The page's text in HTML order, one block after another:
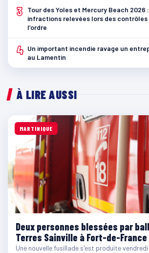
3
Tour des Yoles et Mercury Beach 2026
infractions relevées lors des contrôles
l’ordre
4 Un important incendie ravage un
au Lamentin
À LIRE AUSSI
MARTINIQUE
Deux personnes blessées par
Terres Sainville à Fort-de-France
Une nouvelle fusillade s'est produite